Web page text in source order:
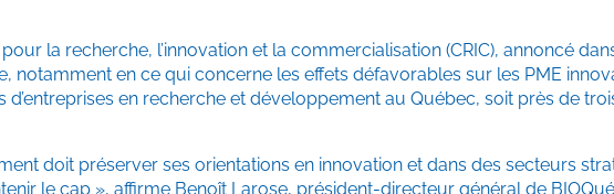
la recherche, l’innovation et la commercialisation (CRIC), annoncé
en ce qui concerne les effets défavorables sur les PME
en recherche et développement au Québec, soit près de
doit préserver ses orientations en innovation et dans des secteurs
le cap », affirme Benoît Larose, président-directeur général de